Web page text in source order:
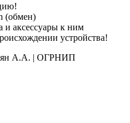
(обмен)
и аксессуары к ним
устройства!
А.А. | ОГРНИП